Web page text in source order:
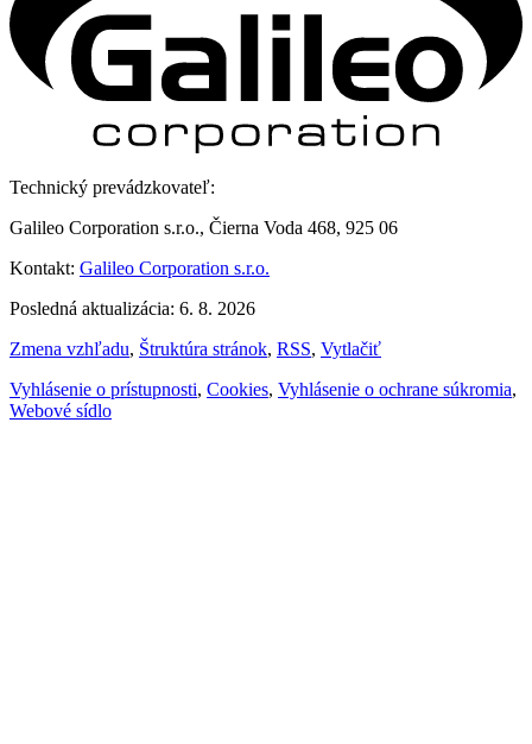
Technický prevádzkovateľ:
Galileo Corporation s.r.o., Čierna Voda 468, 925 06
Kontakt: Galileo Corporation s.r.o.
Posledná aktualizácia: 6. 8. 2026
Zmena vzhľadu, Štruktúra stránok, RSS, Vytlačiť
Vyhlásenie o prístupnosti, Cookies, Vyhlásenie o ochrane súkromia,
Webové sídlo